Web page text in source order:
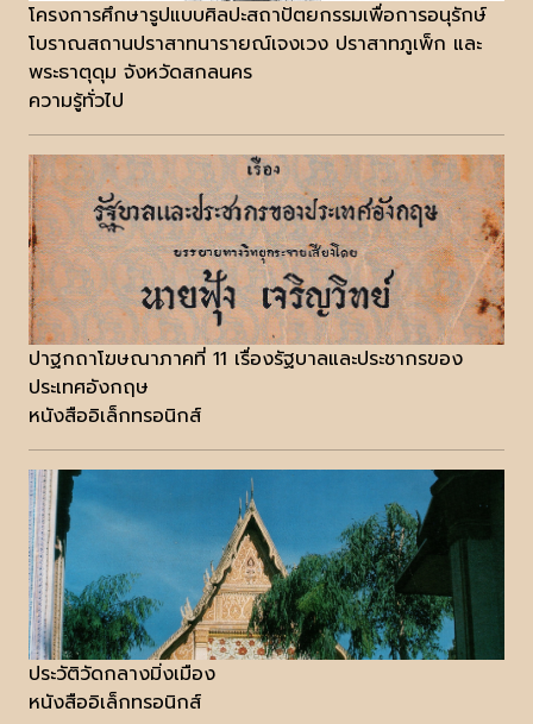
โครงการศึกษารูปแบบศิลปะสถาปัตยกรรมเพื่อการอนุรักษ์
โบราณสถานปราสาทนารายณ์เจงเวง ปราสาทภูเพ็ก และ
พระธาตุดุม จังหวัดสกลนคร
ความรู้ทั่วไป
ปาฐกถาโฆษณาภาคที่ 11 เรื่องรัฐบาลและประชากรของ
ประเทศอังกฤษ
หนังสืออิเล็กทรอนิกส์
ประวัติวัดกลางมิ่งเมือง
หนังสืออิเล็กทรอนิกส์